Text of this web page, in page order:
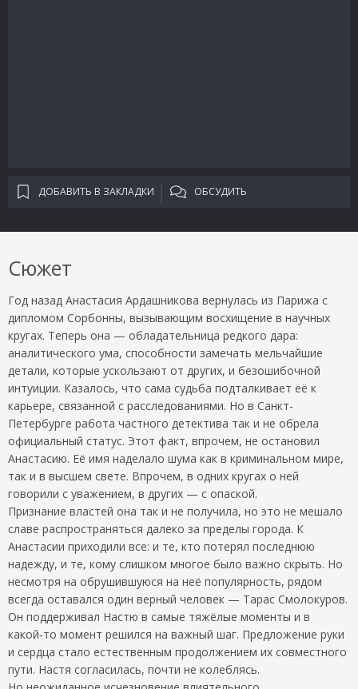
ДОБАВИТЬ В ЗАКЛАДКИ ОБСУДИТЬ
Сюжет
Год назад Анастасия Ардашникова вернулась из Парижа с
дипломом Сорбонны, вызывающим восхищение в научных
кругах. Теперь она — обладательница редкого дара:
аналитического ума, способности замечать мельчайшие
детали, которые ускользают от других, и безошибочной
интуиции. Казалось, что сама судьба подталкивает её к
карьере, связанной с расследованиями. Но в Санкт-
Петербурге работа частного детектива так и не обрела
официальный статус. Этот факт, впрочем, не остановил
Анастасию. Её имя наделало шума как в криминальном мире,
так и в высшем свете. Впрочем, в одних кругах о ней
говорили с уважением, в других — с опаской.
Признание властей она так и не получила, но это не мешало
славе распространяться далеко за пределы города. К
Анастасии приходили все: и те, кто потерял последнюю
надежду, и те, кому слишком многое было важно скрыть. Но
несмотря на обрушившуюся на неё популярность, рядом
всегда оставался один верный человек — Тарас Смолокуров.
Он поддерживал Настю в самые тяжёлые моменты и в
какой‑то момент решился на важный шаг. Предложение руки
и сердца стало естественным продолжением их совместного
пути. Настя согласилась, почти не колеблясь.